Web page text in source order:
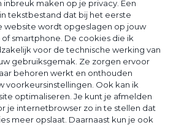
maken op je privacy. Een
tekstbestand dat bij het eerste
website wordt opgeslagen op jouw
smartphone. De cookies die ik
voor de technische werking van
gebruiksgemak. Ze zorgen ervoor
behoren werkt en onthouden
voorkeursinstellingen. Ook kan ik
optimaliseren. Je kunt je afmelden
je internetbrowser zo in te stellen dat
meer opslaat. Daarnaast kun je ook